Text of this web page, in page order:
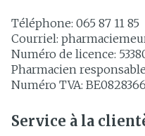
Téléphone: 065 87 11 85
Courriel:
Numéro de licence:
Pharmacien
Numéro TVA:
Service à la